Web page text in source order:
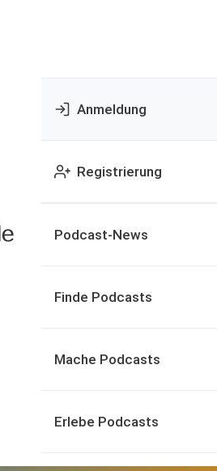
Anmeldung
Registrierung
Podcast-News
Finde Podcasts
Mache Podcasts
Erlebe Podcasts